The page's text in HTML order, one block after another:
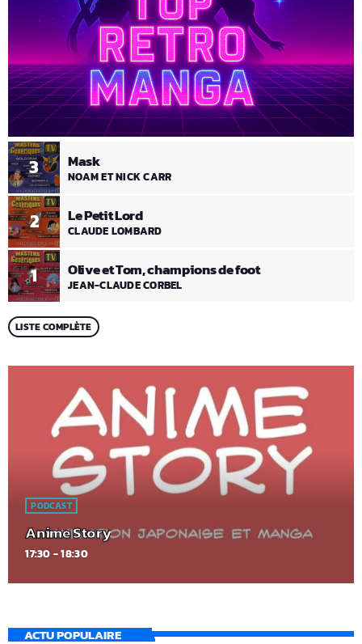
1 Olive et Tom, champions de foot
JEAN-CLAUDE CORBEL
2 Le Petit Lord
CLAUDE LOMBARD
3 Mask
NOAM ET NICK CARR
LISTE COMPLÈTE
PODCAST
Anime Story
17:30 - 18:30
ACTU POPULAIRE